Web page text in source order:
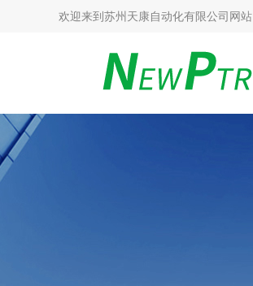
欢迎来到 苏州天康自动化有限公司网站